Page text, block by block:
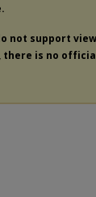
not support
there is no